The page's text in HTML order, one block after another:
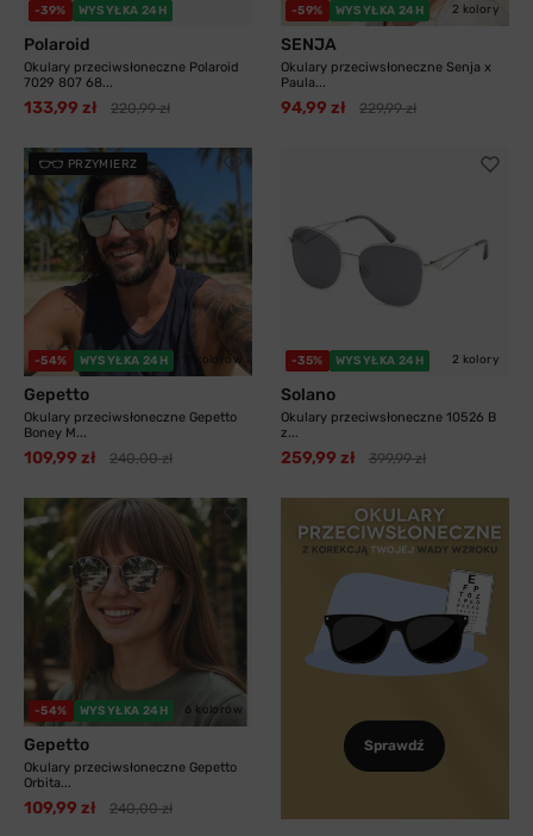
-39% WYSYŁKA 24H
Polaroid
Okulary przeciwsłoneczne Polaroid
7029 807 68...
133,99 zł 220,99 zł
-59% WYSYŁKA 24H 2 kolory
SENJA
Okulary przeciwsłoneczne Senja x
Paula...
94,99 zł 229,99 zł
PRZYMIERZ
-54% WYSYŁKA 24H 11 kolorów
Gepetto
Okulary przeciwsłoneczne Gepetto
Boney M...
109,99 zł 240,00 zł
-35% WYSYŁKA 24H 2 kolory
Solano
Okulary przeciwsłoneczne 10526 B
z...
259,99 zł 399,99 zł
-54% WYSYŁKA 24H 6 kolorów
Gepetto
Okulary przeciwsłoneczne Gepetto
Orbita...
109,99 zł 240,00 zł
Sprawdź